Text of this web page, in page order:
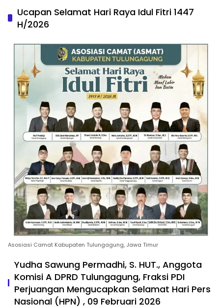
Ucapan Selamat Hari Raya Idul Fitri 1447
H/2026
Asosiasi Camat Kabupaten Tulungagung, Jawa Timur
Yudha Sawung Permadhi, S. HUT., Anggota
Komisi A DPRD Tulungagung, Fraksi PDI
Perjuangan Mengucapkan Selamat Hari Pers
Nasional (HPN) , 09 Februari 2026